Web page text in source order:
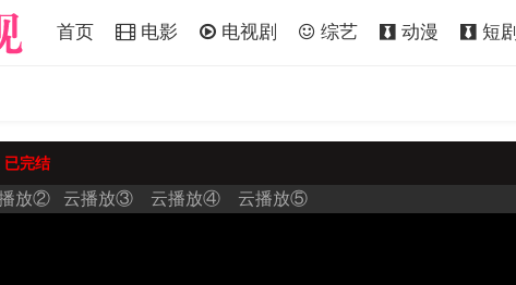
首页 电影 电视剧 综艺 动漫 短剧
已完结